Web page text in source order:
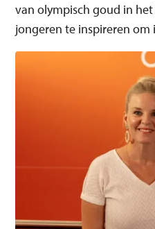
van olympisch goud in
jongeren te inspireren om